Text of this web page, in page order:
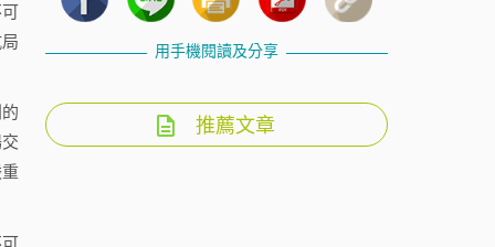
用手機閱讀及分享
推薦文章